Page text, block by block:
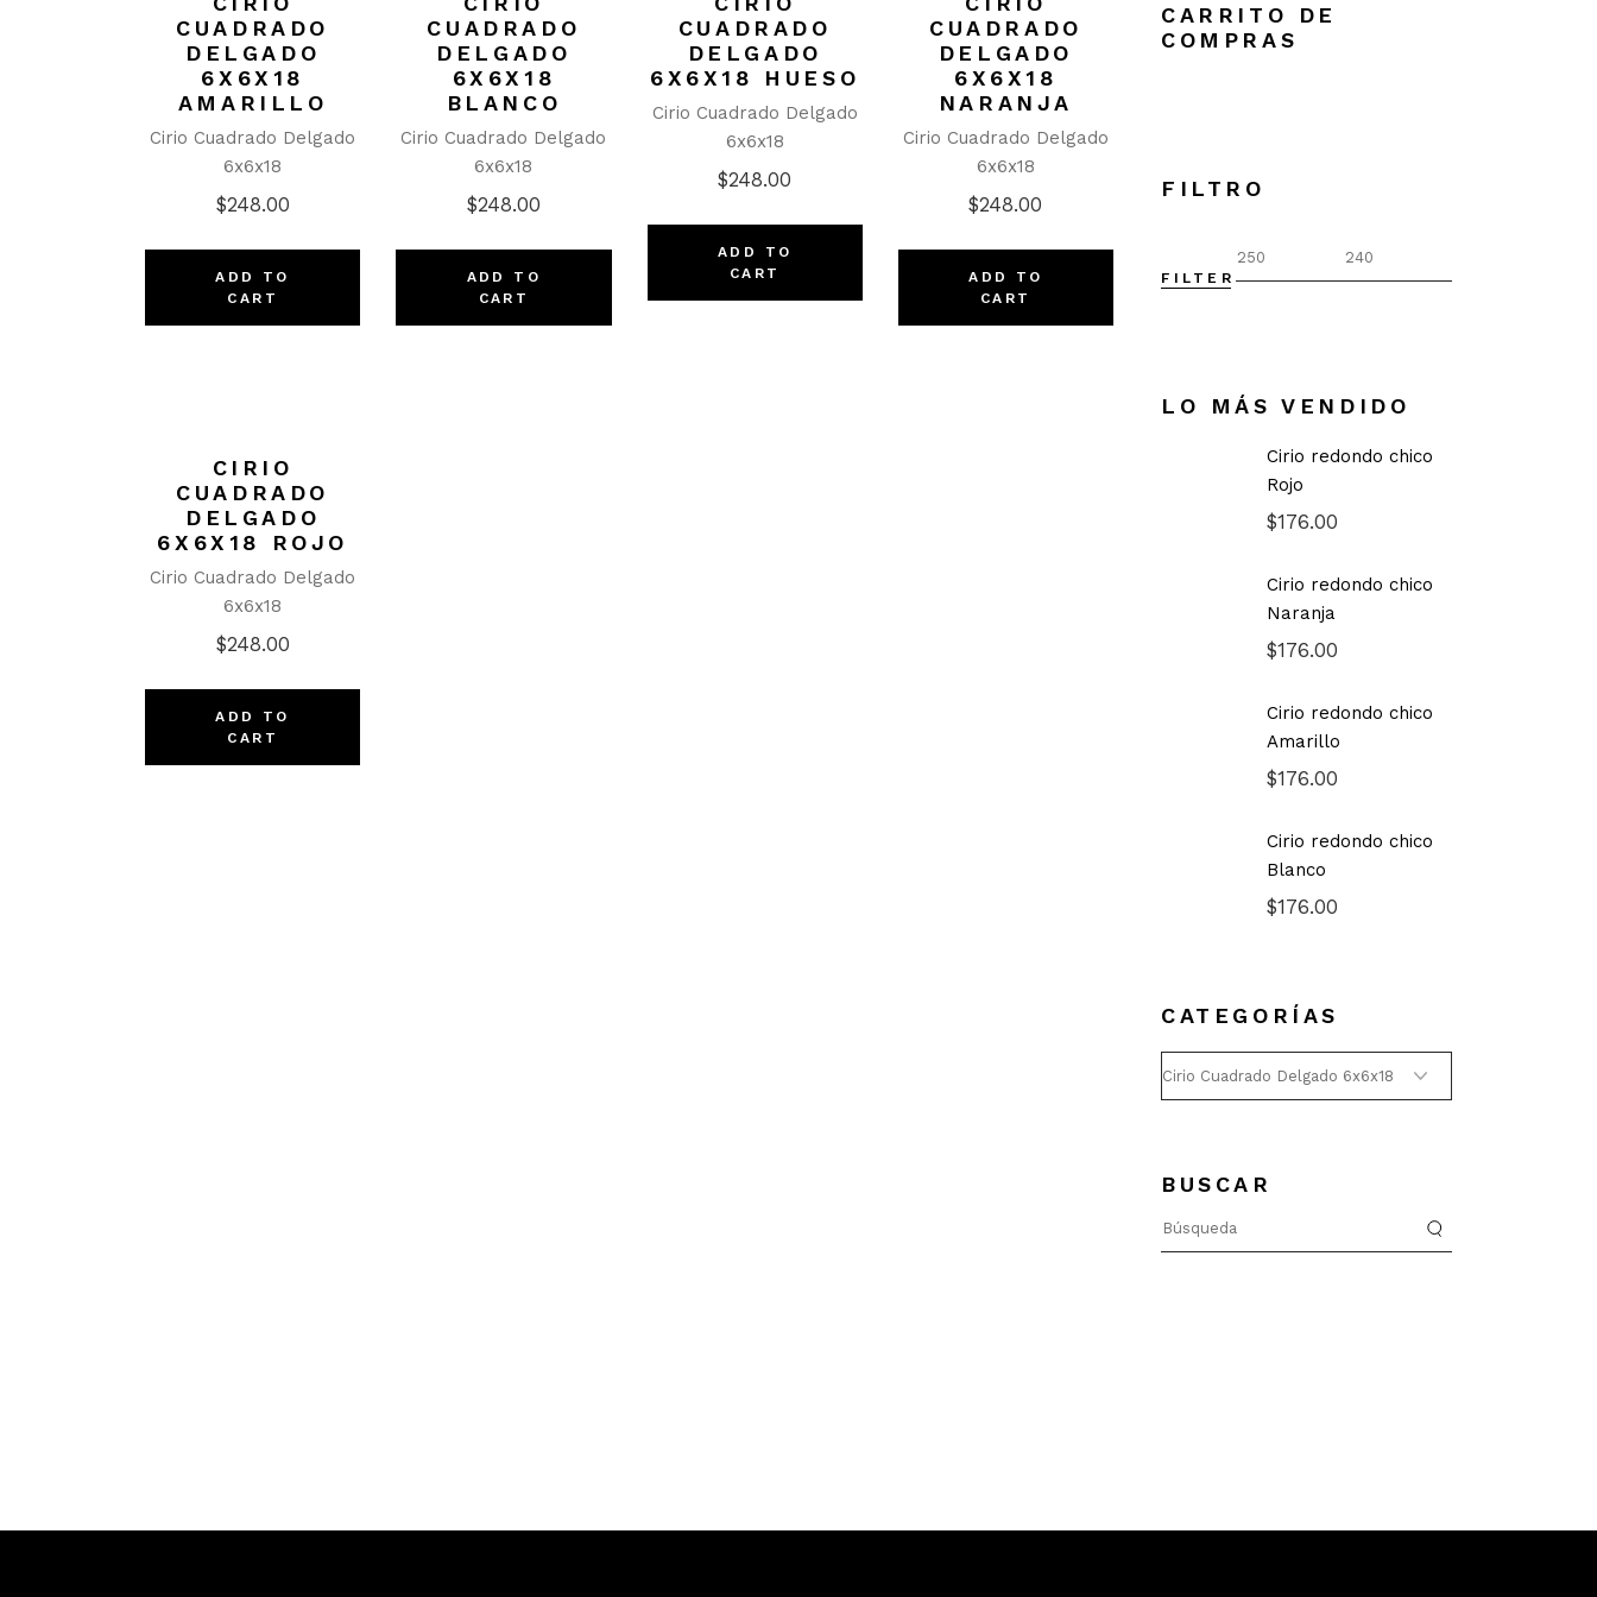
CUADRADO
DELGADO
6X6X18
AMARILLO
Cirio Cuadrado Delgado
6x6x18
$248.00
ADD TO
CART
CUADRADO
DELGADO
6X6X18
BLANCO
Cirio Cuadrado Delgado
6x6x18
$248.00
ADD TO
CART
CUADRADO
DELGADO
6X6X18 HUESO
Cirio Cuadrado Delgado
6x6x18
$248.00
ADD TO
CART
CUADRADO
DELGADO
6X6X18
NARANJA
Cirio Cuadrado Delgado
6x6x18
$248.00
ADD TO
CART
CIRIO
CUADRADO
DELGADO
6X6X18 ROJO
Cirio Cuadrado Delgado
6x6x18
$248.00
ADD TO
CART
CARRITO DE
COMPRAS
FILTRO
Min
Max
FILTER
LO MÁS VENDIDO
Cirio redondo chico
Rojo
$176.00
Cirio redondo chico
Naranja
$176.00
Cirio redondo chico
Amarillo
$176.00
Cirio redondo chico
Blanco
$176.00
CATEGORÍAS
BUSCAR
de: